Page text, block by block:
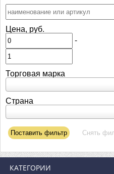
Цена, руб.
-
Торговая марка
Страна
КАТЕГОРИИ